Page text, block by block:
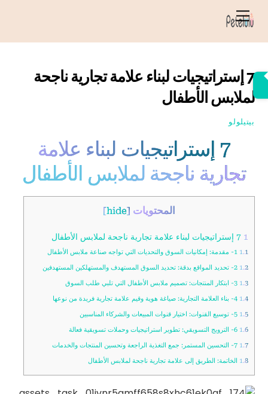
تخطي
قائمة
الطعام
7 إستراتيجيات لبناء علامة تجارية ناجحة
لملابس الأطفال
بيتيلولو
7 إستراتيجيات لبناء علامة
تجارية ناجحة لملابس الأطفال
المحتويات [
hide
]
1 7 إستراتيجيات لبناء علامة تجارية ناجحة لملابس الأطفال
1.1 1- مقدمة: إمكانيات السوق والتحديات التي تواجه صناعة ملابس الأطفال
1.2 2- تحديد المواقع بدقة: تحديد السوق المستهدف والمستهلكين المستهدفين
1.3 3- ابتكار المنتجات: تصميم ملابس الأطفال التي تلبي طلب السوق
1.4 4- بناء العلامة التجارية: صياغة هوية وقيم علامة تجارية فريدة من نوعها
1.5 5- توسيع القنوات: اختيار قنوات المبيعات والشركاء المناسبين
1.6 6- الترويج التسويقي: تطوير استراتيجيات وحملات تسويقية فعالة
1.7 7- التحسين المستمر: جمع التغذية الراجعة وتحسين المنتجات والخدمات
1.8 الخاتمة: الطريق إلى علامة تجارية ناجحة لملابس الأطفال